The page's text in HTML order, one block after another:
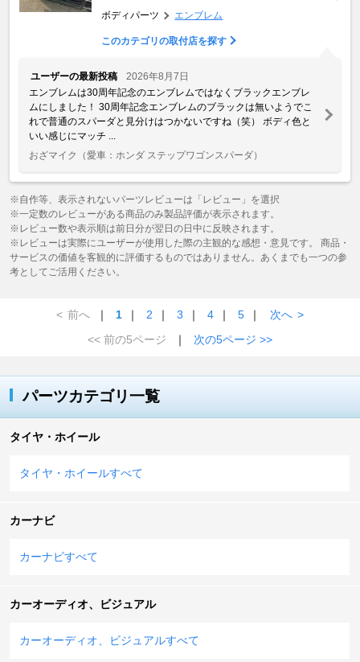
ボディパーツ エンブレム
このカテゴリの取付店を探す
ユーザーの最新投稿
2026年8月7日
エンブレムは30周年記念のエンブレムではなくブラックエンブレ
ムにしました！ 30周年記念エンブレムのブラックは無いようでこ
れで普通のスパーダと見分けはつかないですね（笑） ボディ色と
いい感じにマッチ ...
おざマイク
（愛車：ホンダ ステップワゴンスパーダ）
※自作等、表示されないパーツレビューは「レビュー」を選択
※一定数のレビューがある商品のみ製品評価が表示されます。
※レビュー数や表示順は前日分が翌日の日中に反映されます。
※レビューは実際にユーザーが使用した際の主観的な感想・意見です。 商品・
サービスの価値を客観的に評価するものではありません。あくまでも一つの参
考としてご活用ください。
< 前へ ｜ 1 ｜ 2 ｜ 3 ｜ 4 ｜ 5 ｜ 次へ >
<< 前の5ページ
｜ 次の5ページ >>
パーツカテゴリ一覧
タイヤ・ホイール
タイヤ・ホイールすべて
カーナビ
カーナビすべて
カーオーディオ、ビジュアル
カーオーディオ、ビジュアルすべて